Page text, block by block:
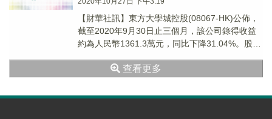
【財華社訊】東方大學城控股(08067-HK)公佈，
截至2020年9月30日止三個月，該公司錄得收益
約為人民幣1361.3萬元，同比下降31.04%。股東
查看更多